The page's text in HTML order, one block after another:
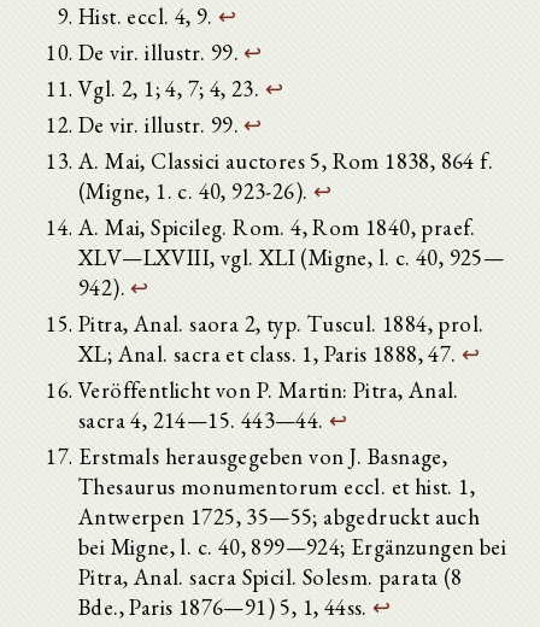
Hist. eccl. 4, 9. ↩
De vir. illustr. 99. ↩
Vgl. 2, 1; 4, 7; 4, 23. ↩
De vir. illustr. 99.↩
A. Mai, Classici auctores 5, Rom 1838, 864 f.
(Migne, 1. c. 40, 923-26). ↩
A. Mai, Spicileg. Rom. 4, Rom 1840, praef.
XLV—LXVIII, vgl. XLI (Migne, l. c. 40, 925—
942). ↩
Pitra, Anal. saora 2, typ. Tuscul. 1884, prol.
XL; Anal. sacra et class. 1, Paris 1888, 47. ↩
Veröffentlicht von P. Martin: Pitra, Anal.
sacra 4, 214—15. 443—44. ↩
Erstmals herausgegeben von J. Basnage,
Thesaurus monumentorum eccl. et hist. 1,
Antwerpen 1725, 35—55; abgedruckt auch
bei Migne, l. c. 40, 899—924; Ergänzungen bei
Pitra, Anal. sacra Spicil. Solesm. parata (8
Bde., Paris 1876—91) 5, 1, 44ss. ↩